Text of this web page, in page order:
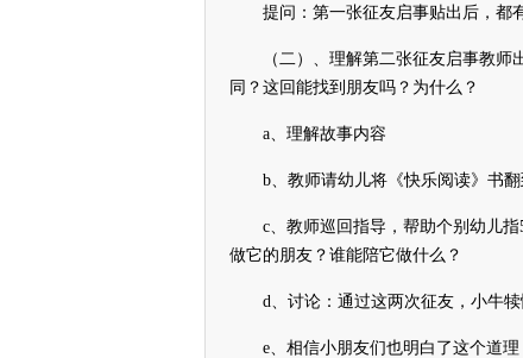
提问：第一张征友启事贴出后，都有
（二）、理解第二张征友启事教师出
同？这回能找到朋友吗？为什么？
a、理解故事内容
b、教师请幼儿将《快乐阅读》书翻
c、教师巡回指导，帮助个别幼儿指5
做它的朋友？谁能陪它做什么？
d、讨论：通过这两次征友，小牛犊
e、相信小朋友们也明白了这个道理